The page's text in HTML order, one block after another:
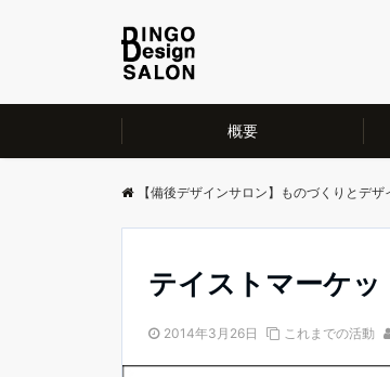
概要
【備後デザインサロン】ものづくりとデ
テイストマーケッ
2014年3月26日 これまでの活動